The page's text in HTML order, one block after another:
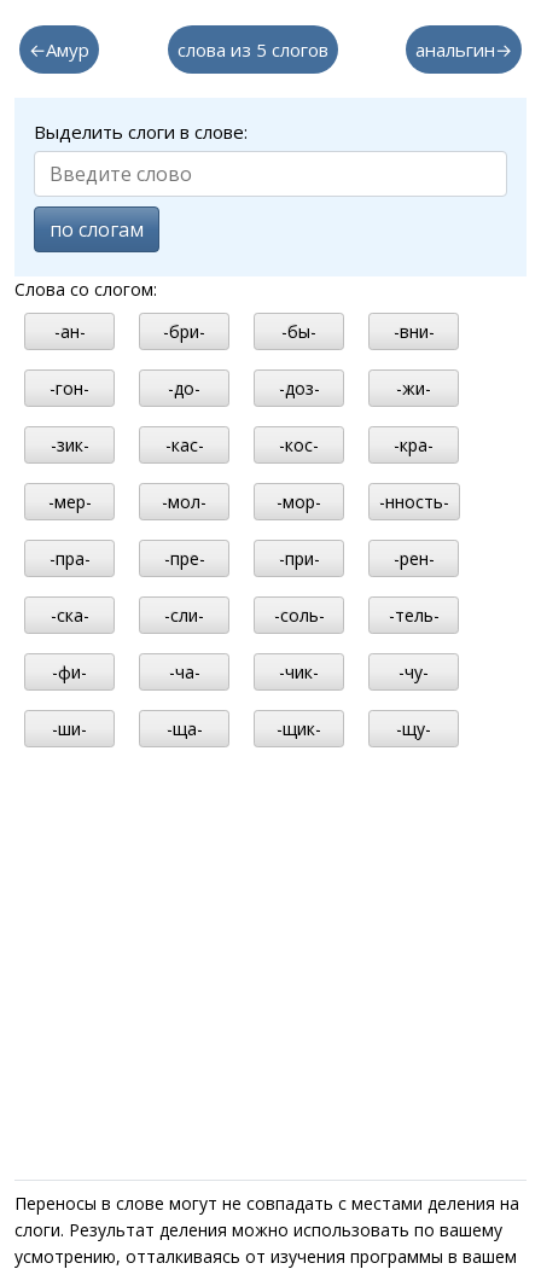
←Амур слова из 5 слогов анальгин→
Выделить слоги в слове:
по слогам
Слова со слогом:
-ан-
-бри- -бы- -вни-
-гон- -до- -доз- -жи-
-зик- -кас- -кос- -кра-
-мер- -мол- -мор- -нность-
-пра- -пре- -при- -рен-
-ска- -сли- -соль- -тель-
-фи- -ча- -чик- -чу-
-ши- -ща- -щик- -щу-
Переносы в слове могут не совпадать с местами деления на
слоги. Результат деления можно использовать по вашему
усмотрению, отталкиваясь от изучения программы в вашем